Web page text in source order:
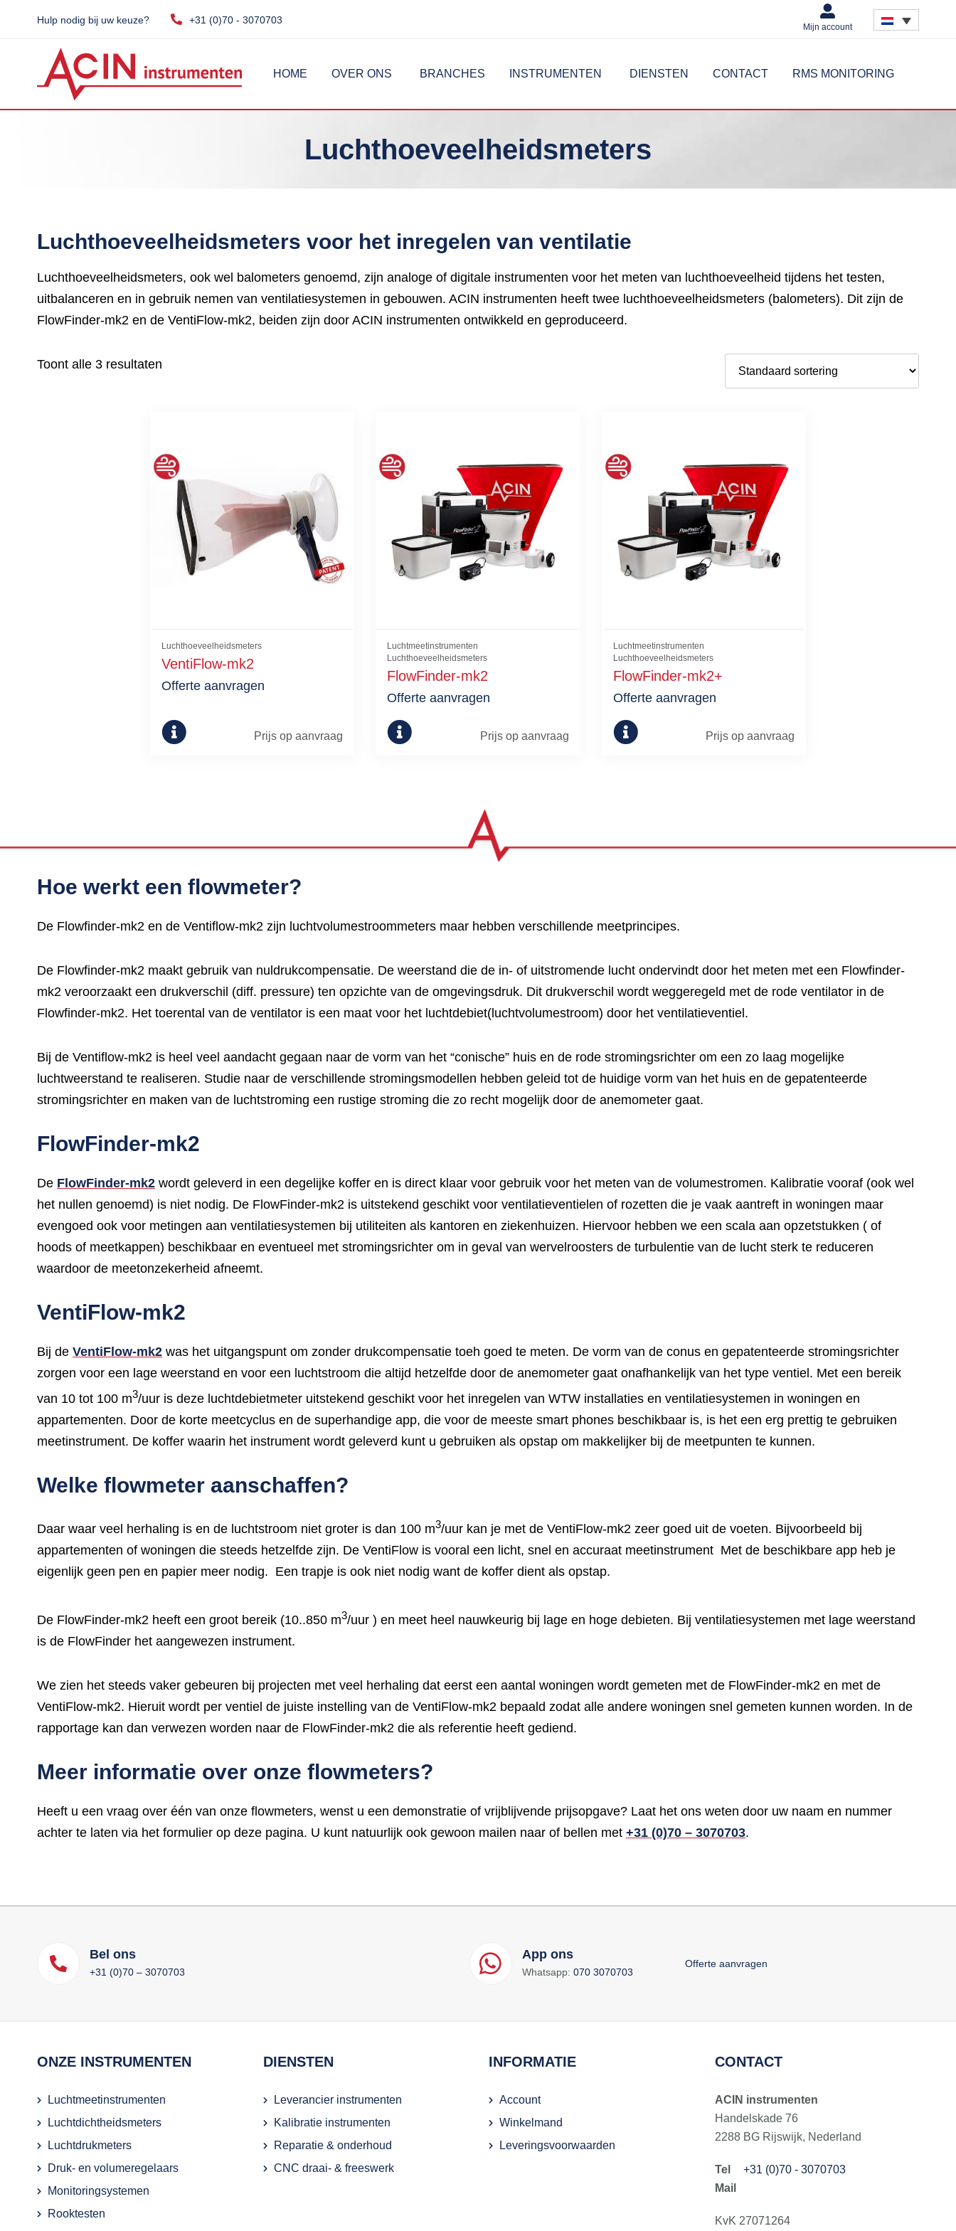
Hulp nodig bij uw keuze? +31 (0)70 - 3070703
Mijn account
HOME OVER ONS BRANCHES INSTRUMENTEN DIENSTEN CONTACT RMS MONITORING
Luchthoeveelheidsmeters
Luchthoeveelheidsmeters voor het inregelen van ventilatie
Luchthoeveelheidsmeters, ook wel balometers genoemd, zijn analoge of digitale instrumenten voor het meten van luchthoeveelheid tijdens het testen,
uitbalanceren en in gebruik nemen van ventilatiesystemen in gebouwen. ACIN instrumenten heeft twee luchthoeveelheidsmeters (balometers). Dit zijn de
FlowFinder-mk2 en de VentiFlow-mk2, beiden zijn door ACIN instrumenten ontwikkeld en geproduceerd.
Toont alle 3 resultaten
Luchthoeveelheidsmeters
VentiFlow-mk2
Prijs op aanvraag
Offerte aanvragen
Luchtmeetinstrumenten
Luchthoeveelheidsmeters
FlowFinder-mk2
Prijs op aanvraag
Offerte aanvragen
Luchtmeetinstrumenten
Luchthoeveelheidsmeters
FlowFinder-mk2+
Prijs op aanvraag
Offerte aanvragen
Hoe werkt een flowmeter?
De Flowfinder-mk2 en de Ventiflow-mk2 zijn luchtvolumestroommeters maar hebben verschillende meetprincipes.
De Flowfinder-mk2 maakt gebruik van nuldrukcompensatie. De weerstand die de in- of uitstromende lucht ondervindt door het meten met een Flowfinder-
mk2 veroorzaakt een drukverschil (diff. pressure) ten opzichte van de omgevingsdruk. Dit drukverschil wordt weggeregeld met de rode ventilator in de
Flowfinder-mk2. Het toerental van de ventilator is een maat voor het luchtdebiet(luchtvolumestroom) door het ventilatieventiel.
Bij de Ventiflow-mk2 is heel veel aandacht gegaan naar de vorm van het “conische” huis en de rode stromingsrichter om een zo laag mogelijke
luchtweerstand te realiseren. Studie naar de verschillende stromingsmodellen hebben geleid tot de huidige vorm van het huis en de gepatenteerde
stromingsrichter en maken van de luchtstroming een rustige stroming die zo recht mogelijk door de anemometer gaat.
FlowFinder-mk2
De FlowFinder-mk2 wordt geleverd in een degelijke koffer en is direct klaar voor gebruik voor het meten van de volumestromen. Kalibratie vooraf (ook wel
het nullen genoemd) is niet nodig. De FlowFinder-mk2 is uitstekend geschikt voor ventilatieventielen of rozetten die je vaak aantreft in woningen maar
evengoed ook voor metingen aan ventilatiesystemen bij utiliteiten als kantoren en ziekenhuizen. Hiervoor hebben we een scala aan opzetstukken ( of
hoods of meetkappen) beschikbaar en eventueel met stromingsrichter om in geval van wervelroosters de turbulentie van de lucht sterk te reduceren
waardoor de meetonzekerheid afneemt.
VentiFlow-mk2
Bij de VentiFlow-mk2 was het uitgangspunt om zonder drukcompensatie toeh goed te meten. De vorm van de conus en gepatenteerde stromingsrichter
zorgen voor een lage weerstand en voor een luchtstroom die altijd hetzelfde door de anemometer gaat onafhankelijk van het type ventiel. Met een bereik
van 10 tot 100 m3/uur is deze luchtdebietmeter uitstekend geschikt voor het inregelen van WTW installaties en ventilatiesystemen in woningen en
appartementen. Door de korte meetcyclus en de superhandige app, die voor de meeste smart phones beschikbaar is, is het een erg prettig te gebruiken
meetinstrument. De koffer waarin het instrument wordt geleverd kunt u gebruiken als opstap om makkelijker bij de meetpunten te kunnen.
Welke flowmeter aanschaffen?
Daar waar veel herhaling is en de luchtstroom niet groter is dan 100 m3/uur kan je met de VentiFlow-mk2 zeer goed uit de voeten. Bijvoorbeeld bij
appartementen of woningen die steeds hetzelfde zijn. De VentiFlow is vooral een licht, snel en accuraat meetinstrument Met de beschikbare app heb je
eigenlijk geen pen en papier meer nodig. Een trapje is ook niet nodig want de koffer dient als opstap.
De FlowFinder-mk2 heeft een groot bereik (10..850 m3/uur ) en meet heel nauwkeurig bij lage en hoge debieten. Bij ventilatiesystemen met lage weerstand
is de FlowFinder het aangewezen instrument.
We zien het steeds vaker gebeuren bij projecten met veel herhaling dat eerst een aantal woningen wordt gemeten met de FlowFinder-mk2 en met de
VentiFlow-mk2. Hieruit wordt per ventiel de juiste instelling van de VentiFlow-mk2 bepaald zodat alle andere woningen snel gemeten kunnen worden. In de
rapportage kan dan verwezen worden naar de FlowFinder-mk2 die als referentie heeft gediend.
Meer informatie over onze flowmeters?
Heeft u een vraag over één van onze flowmeters, wenst u een demonstratie of vrijblijvende prijsopgave? Laat het ons weten door uw naam en nummer
achter te laten via het formulier op deze pagina. U kunt natuurlijk ook gewoon mailen naar of bellen met +31 (0)70 – 3070703.
Bel ons
+31 (0)70 – 3070703
App ons
Whatsapp: 070 3070703
Offerte aanvragen
ONZE INSTRUMENTEN
Luchtmeetinstrumenten
Luchtdichtheidsmeters
Luchtdrukmeters
Druk- en volumeregelaars
Monitoringsystemen
Rooktesten
DIENSTEN
Leverancier instrumenten
Kalibratie instrumenten
Reparatie & onderhoud
CNC draai- & freeswerk
INFORMATIE
Account
Winkelmand
Leveringsvoorwaarden
CONTACT
ACIN instrumenten
Handelskade 76
2288 BG Rijswijk, Nederland
+31 (0)70 - 3070703
KvK 27071264